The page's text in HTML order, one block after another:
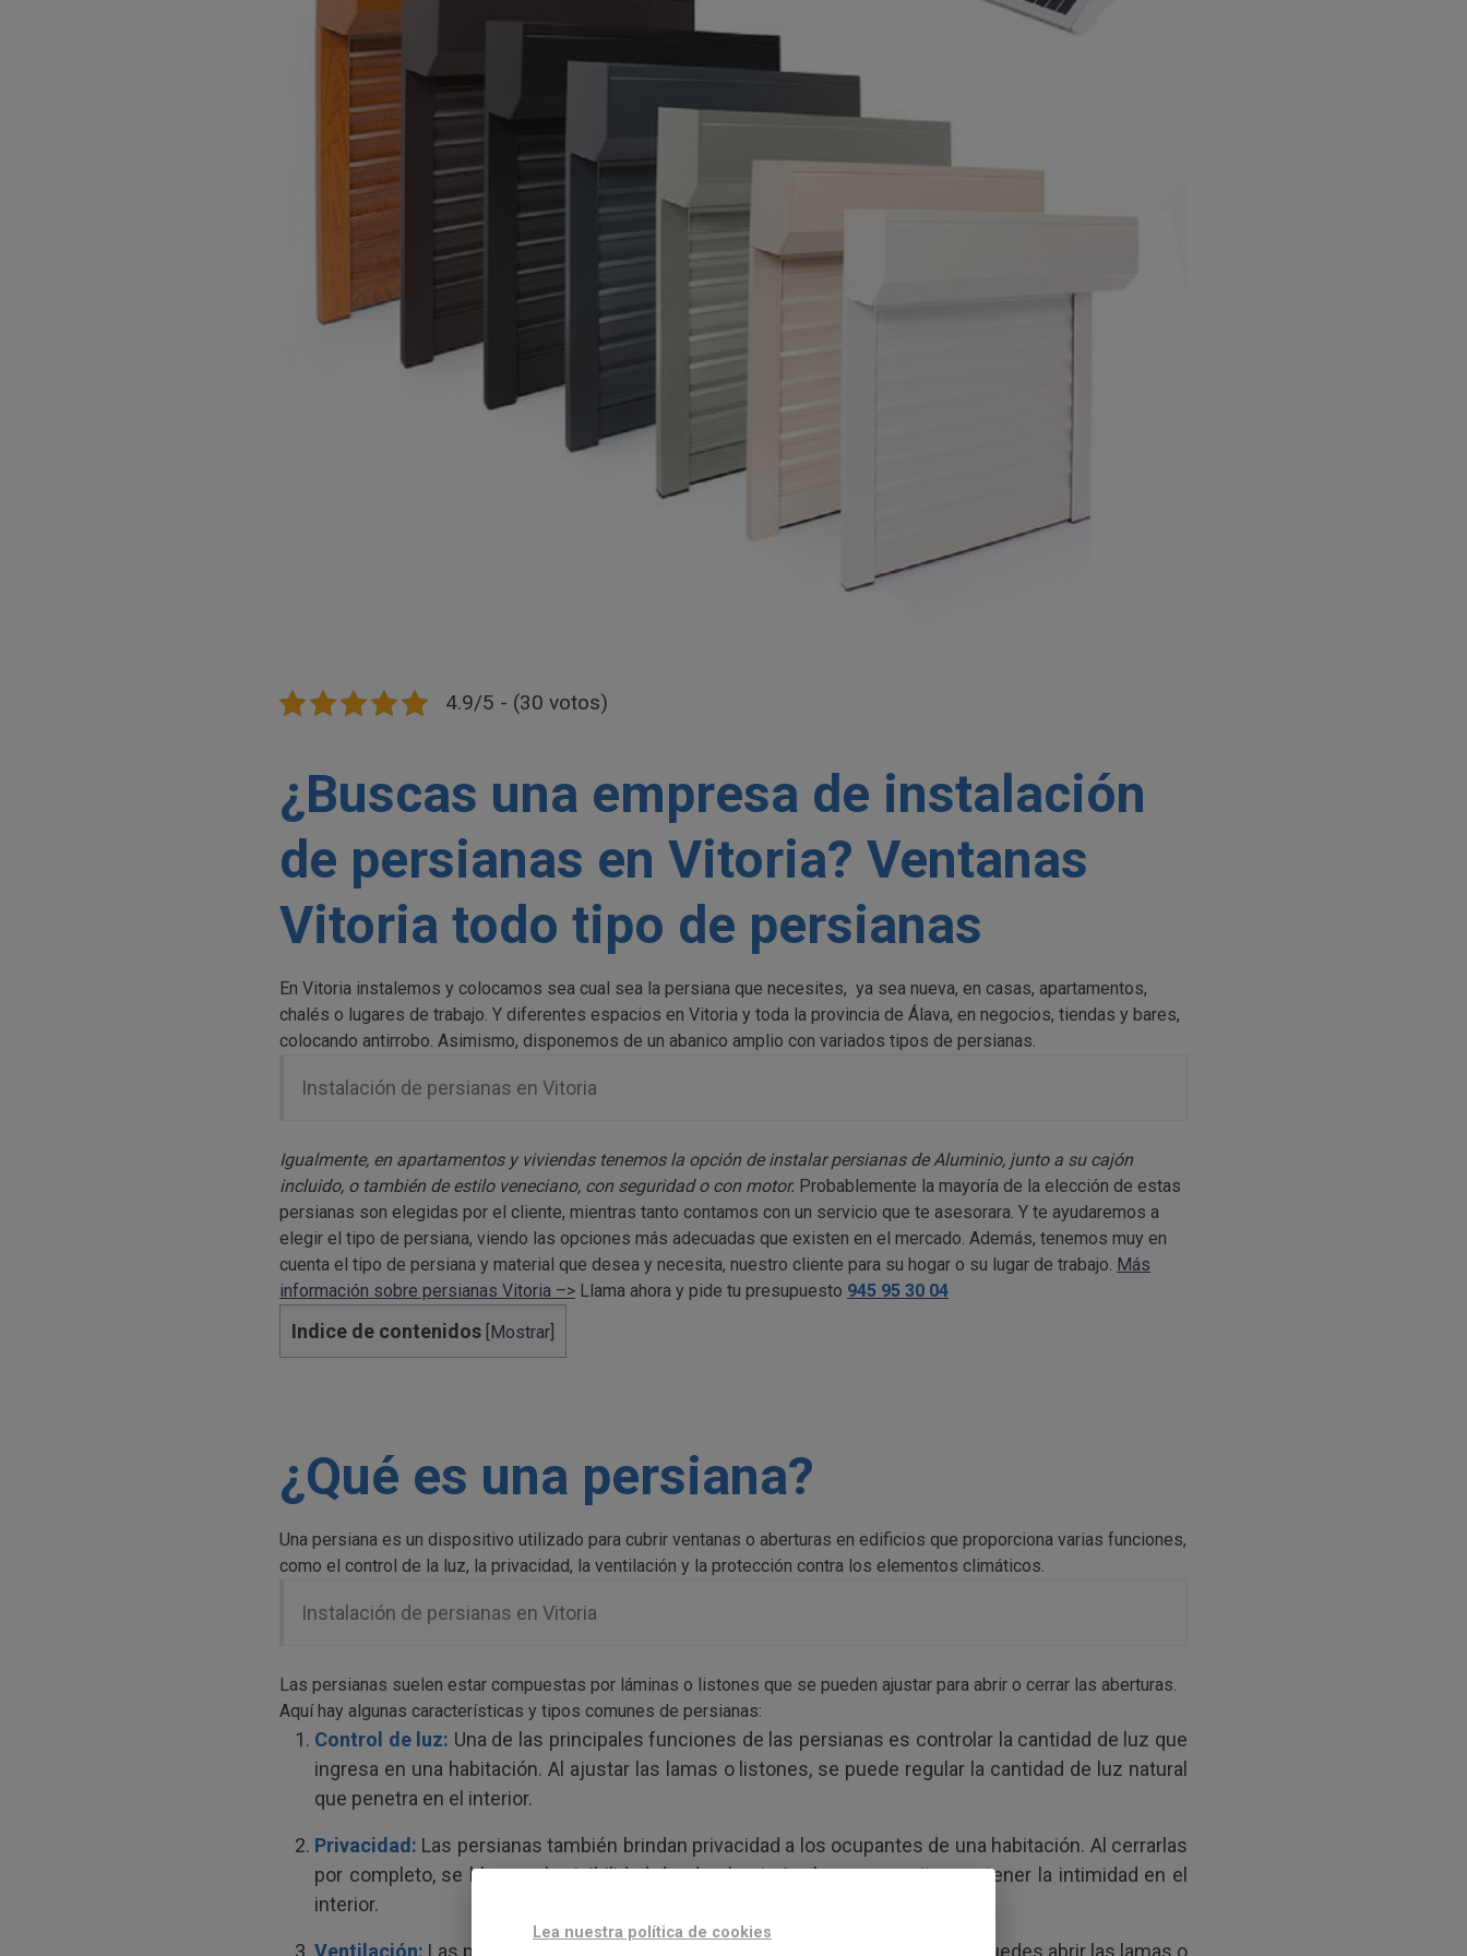
4.9/5 - (30 votos)
¿Buscas una empresa de instalación
de persianas en Vitoria? Ventanas
Vitoria todo tipo de persianas
En Vitoria instalemos y colocamos sea cual sea la persiana que necesites, ya sea nueva, en casas, apartamentos,
chalés o lugares de trabajo. Y diferentes espacios en Vitoria y toda la provincia de Álava, en negocios, tiendas y bares,
colocando antirrobo. Asimismo, disponemos de un abanico amplio con variados tipos de persianas.
Instalación de persianas en Vitoria
Igualmente, en apartamentos y viviendas tenemos la opción de instalar persianas de Aluminio, junto a su cajón
incluido, o también de estilo veneciano, con seguridad o con motor. Probablemente la mayoría de la elección de estas
persianas son elegidas por el cliente, mientras tanto contamos con un servicio que te asesorara. Y te ayudaremos a
elegir el tipo de persiana, viendo las opciones más adecuadas que existen en el mercado. Además, tenemos muy en
cuenta el tipo de persiana y material que desea y necesita, nuestro cliente para su hogar o su lugar de trabajo. Más
información sobre persianas Vitoria –> Llama ahora y pide tu presupuesto 945 95 30 04
Indice de contenidos Mostrar
¿Qué es una persiana?
Una persiana es un dispositivo utilizado para cubrir ventanas o aberturas en edificios que proporciona varias funciones,
como el control de la luz, la privacidad, la ventilación y la protección contra los elementos climáticos.
Instalación de persianas en Vitoria
Las persianas suelen estar compuestas por láminas o listones que se pueden ajustar para abrir o cerrar las aberturas.
Aquí hay algunas características y tipos comunes de persianas:
Control de luz: Una de las principales funciones de las persianas es controlar la cantidad de luz que
ingresa en una habitación. Al ajustar las lamas o listones, se puede regular la cantidad de luz natural
que penetra en el interior.
Privacidad: Las persianas también brindan privacidad a los ocupantes de una habitación. Al cerrarlas
por completo, se bloquea la visibilidad desde el exterior, lo que permite mantener la intimidad en el
interior.
Lea nuestra política de cookies